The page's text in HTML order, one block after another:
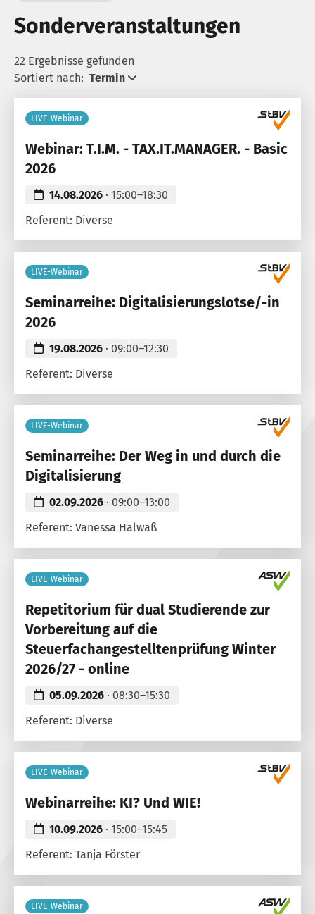
Sonderveranstaltungen
22 Ergebnisse gefunden
Sortiert nach: Termin
LIVE-Webinar
Webinar: T.I.M. - TAX.IT.MANAGER. - Basic
2026
14.08.2026 · 15:00–18:30
Referent: Diverse
LIVE-Webinar
Seminarreihe: Digitalisierungslotse/-in
2026
19.08.2026 · 09:00–12:30
Referent: Diverse
LIVE-Webinar
Seminarreihe: Der Weg in und durch die
Digitalisierung
02.09.2026 · 09:00–13:00
Referent: Vanessa Halwaß
LIVE-Webinar
Repetitorium für dual Studierende zur
Vorbereitung auf die
Steuerfachangestelltenprüfung Winter
2026/27 - online
05.09.2026 · 08:30–15:30
Referent: Diverse
LIVE-Webinar
Webinarreihe: KI? Und WIE!
10.09.2026 · 15:00–15:45
Referent: Tanja Förster
LIVE-Webinar